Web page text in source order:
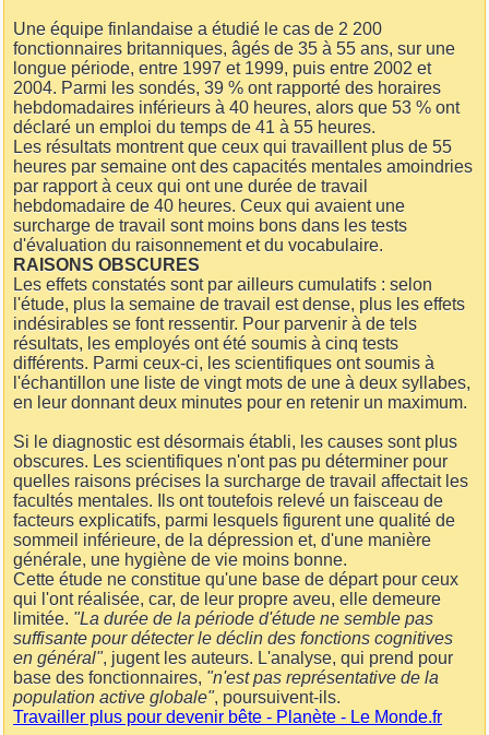
Une équipe finlandaise a étudié le cas de 2 200
fonctionnaires britanniques, âgés de 35 à 55 ans, sur une
longue période, entre 1997 et 1999, puis entre 2002 et
2004. Parmi les sondés, 39 % ont rapporté des horaires
hebdomadaires inférieurs à 40 heures, alors que 53 % ont
déclaré un emploi du temps de 41 à 55 heures.
Les résultats montrent que ceux qui travaillent plus de 55
heures par semaine ont des capacités mentales amoindries
par rapport à ceux qui ont une durée de travail
hebdomadaire de 40 heures. Ceux qui avaient une
surcharge de travail sont moins bons dans les tests
d'évaluation du raisonnement et du vocabulaire.
RAISONS OBSCURES
Les effets constatés sont par ailleurs cumulatifs : selon
l'étude, plus la semaine de travail est dense, plus les effets
indésirables se font ressentir. Pour parvenir à de tels
résultats, les employés ont été soumis à cinq tests
différents. Parmi ceux-ci, les scientifiques ont soumis à
l'échantillon une liste de vingt mots de une à deux syllabes,
en leur donnant deux minutes pour en retenir un maximum.
Si le diagnostic est désormais établi, les causes sont plus
obscures. Les scientifiques n'ont pas pu déterminer pour
quelles raisons précises la surcharge de travail affectait les
facultés mentales. Ils ont toutefois relevé un faisceau de
facteurs explicatifs, parmi lesquels figurent une qualité de
sommeil inférieure, de la dépression et, d'une manière
générale, une hygiène de vie moins bonne.
Cette étude ne constitue qu'une base de départ pour ceux
qui l'ont réalisée, car, de leur propre aveu, elle demeure
limitée. "La durée de la période d'étude ne semble pas
suffisante pour détecter le déclin des fonctions cognitives
en général", jugent les auteurs. L'analyse, qui prend pour
base des fonctionnaires, "n'est pas représentative de la
population active globale", poursuivent-ils.
Travailler plus pour devenir bête - Planète - Le Monde.fr